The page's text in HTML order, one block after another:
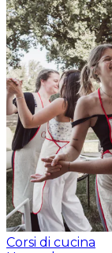
Corsi di cucina